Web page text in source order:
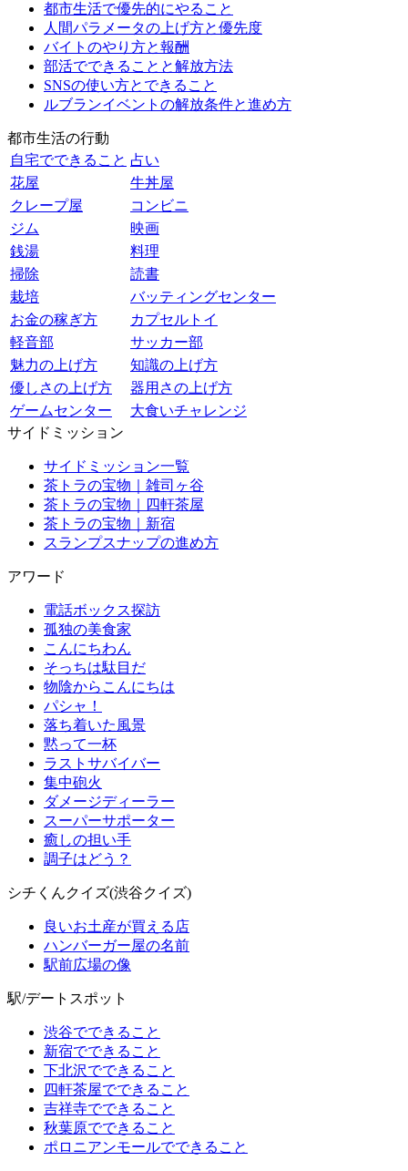
都市生活で優先的にやること
人間パラメータの上げ方と優先度
バイトのやり方と報酬
部活でできることと解放方法
SNSの使い方とできること
ルブランイベントの解放条件と進め方
都市生活の行動
自宅でできること 占い
花屋
牛丼屋
クレープ屋
コンビニ
ジム
映画
銭湯
料理
掃除
読書
栽培
バッティングセンター
お金の稼ぎ方
カプセルトイ
軽音部
サッカー部
魅力の上げ方
知識の上げ方
優しさの上げ方
器用さの上げ方
ゲームセンター
大食いチャレンジ
サイドミッション
サイドミッション一覧
茶トラの宝物｜雑司ヶ谷
茶トラの宝物｜四軒茶屋
茶トラの宝物｜新宿
スランプスナップの進め方
アワード
電話ボックス探訪
孤独の美食家
こんにちわん
そっちは駄目だ
物陰からこんにちは
パシャ！
落ち着いた風景
黙って一杯
ラストサバイバー
集中砲火
ダメージディーラー
スーパーサポーター
癒しの担い手
調子はどう？
シチくんクイズ(渋谷クイズ)
良いお土産が買える店
ハンバーガー屋の名前
駅前広場の像
駅/デートスポット
渋谷でできること
新宿でできること
下北沢でできること
四軒茶屋でできること
吉祥寺でできること
秋葉原でできること
ポロニアンモールでできること